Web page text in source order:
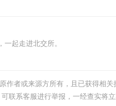
起走进北交所。
作者或来源方所有，且已获得相关
联系客服进行举报，一经查实将